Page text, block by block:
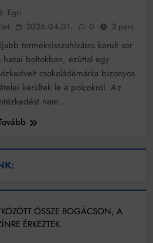
Egri
2026.04.01. 0 3 perc
termékvisszahívásra került sor
hazai boltokban, ezúttal egy
csokoládémárka bizonyos
kerültek le a polcokról. Az
nem…
ÖSSZE BOGÁCSON, A
ÉRKEZTEK